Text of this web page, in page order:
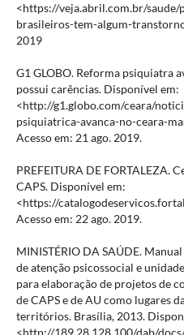
<https://veja.abril.com.br/
brasileiros-tem-algum-
2019
G1 GLOBO. Reforma psiquiatra
possui carências. Disponível em:
<http://g1.globo.com/ceara/
psiquiatrica-avanca-no-ceara-
Acesso em: 21 ago. 2019.
PREFEITURA DE FORTALEZA.
CAPS. Disponível em:
<https://
Acesso em: 22 ago. 2019.
MINISTÉRIO DA SAÚDE.
de atenção psicossocial e
para elaboração de projetos de
de CAPS e de AU como lugares
territórios. Brasília, 2013.
<http://189.28.128.100/dab/